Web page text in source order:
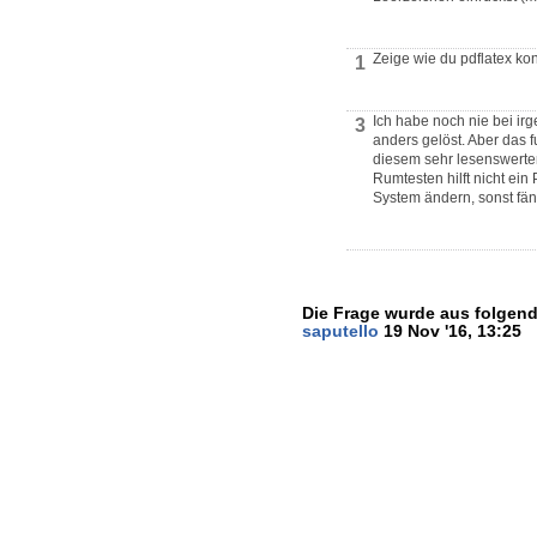
1 Zeige wie du pdflatex
3 Ich habe noch nie bei
anders gelöst. Aber das
diesem sehr
Rumtesten hilft nicht ein
System ändern, sonst
Die Frage wurde aus
saputello 19 Nov '16, 13:25